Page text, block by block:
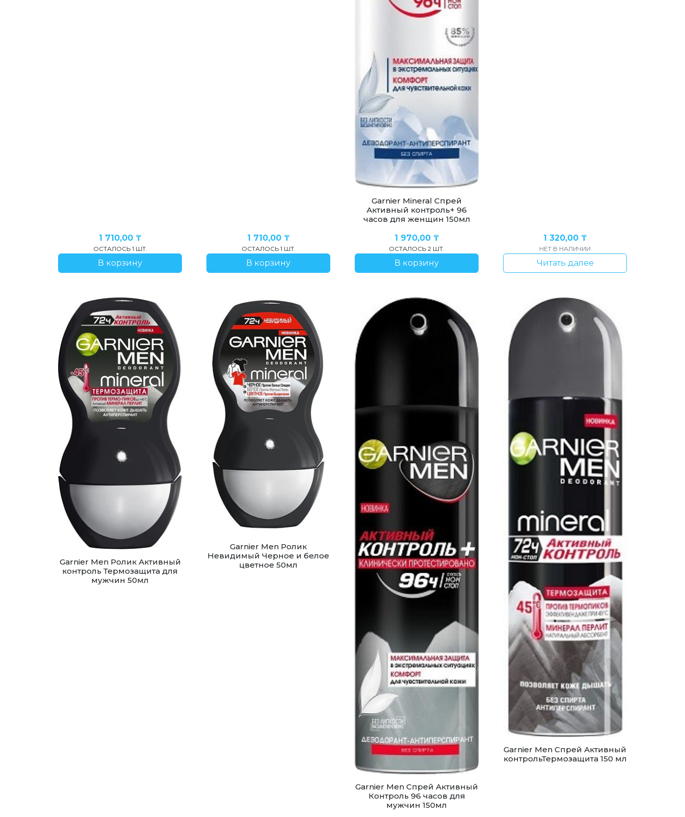
1 710,00 ₸
ОСТАЛОСЬ 1 ШТ.
В корзину
1 710,00 ₸
ОСТАЛОСЬ 1 ШТ.
В корзину
Garnier Mineral Спрей
Активный контроль+ 96
часов для женщин 150мл
1 970,00 ₸
ОСТАЛОСЬ 2 ШТ.
В корзину
1 320,00 ₸
НЕТ В НАЛИЧИИ
Читать далее
Garnier Men Ролик Активный
контроль Термозащита для
мужчин 50мл
Garnier Men Ролик
Невидимый Черное и белое
цветное 50мл
Garnier Men Спрей Активный
Контроль 96 часов для
мужчин 150мл
Garnier Men Спрей Активный
контрольТермозащита 150 мл